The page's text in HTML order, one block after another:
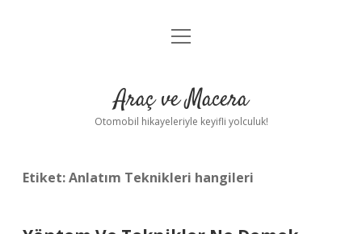
Anasayfa
Yasal Uyarı
menüyü
Araç ve Macera
Otomobil hikayeleriyle keyifli yolculuk!
Etiket:Anlatım Teknikleri hangileri